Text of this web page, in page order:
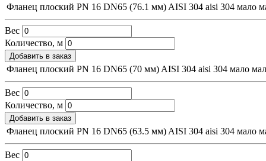
Фланец плоский PN 16 DN65 (76.1 мм) AISI 304 aisi 304 мало
Вес
Количество, м
Добавить в заказ
Фланец плоский PN 16 DN65 (70 мм) AISI 304 aisi 304 мало
Вес
Количество, м
Добавить в заказ
Фланец плоский PN 16 DN65 (63.5 мм) AISI 304 aisi 304 мало
Вес